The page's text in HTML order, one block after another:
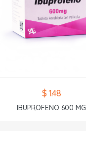
$ 1.48
IBUPROFENO 600 MG